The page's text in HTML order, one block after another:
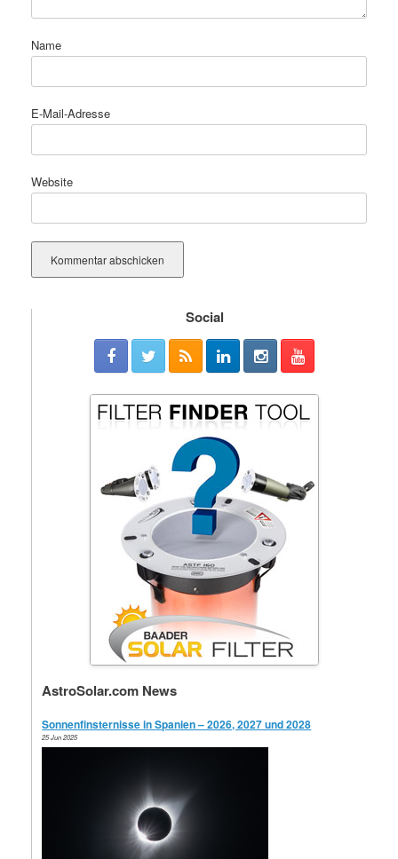
Name
E-Mail-Adresse
Website
Social
AstroSolar.com News
Sonnenfinsternisse in Spanien – 2026, 2027 und 2028
25 Jun 2025